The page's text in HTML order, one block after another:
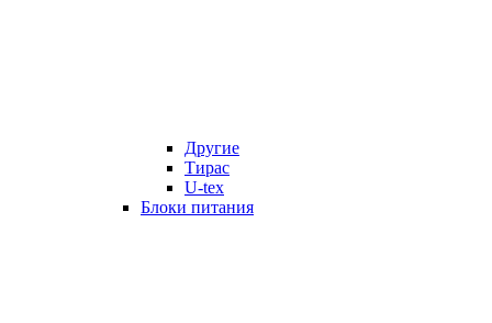
Другие
Тирас
U-tex
Блоки питания